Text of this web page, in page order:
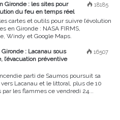
18185
Gironde : les sites pour
du feu en temps réel
cartes et outils pour suivre l’évolution
en Gironde : NASA FIRMS,
Windy et Google Maps.
16507
: Lacanau sous
l’évacuation préventive
parti de Saumos poursuit sa
Lacanau et le littoral, plus de 10
les flammes ce vendredi 24...